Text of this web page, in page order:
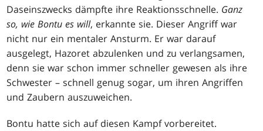
Daseinszwecks dämpfte ihre Reaktionsschnelle. Ganz
so, wie Bontu es will, erkannte sie. Dieser Angriff war
nicht nur ein mentaler Ansturm. Er war darauf
ausgelegt, Hazoret abzulenken und zu verlangsamen,
denn sie war schon immer schneller gewesen als ihre
Schwester – schnell genug sogar, um ihren Angriffen
und Zaubern auszuweichen.
Bontu hatte sich auf diesen Kampf vorbereitet.